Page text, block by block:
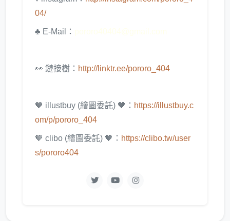
04/
♣ E-Mail：
👀 鏈接樹： http://linktr.ee/pororo_404
🧡 illustbuy (繪圖委託) 🧡： https://illustbuy.c
om/p/pororo_404
🧡 clibo (繪圖委託) 🧡： https://clibo.tw/user
s/pororo404